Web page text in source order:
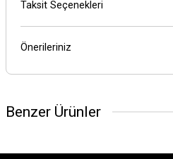
Taksit Seçenekleri
Önerileriniz
Benzer Ürünler